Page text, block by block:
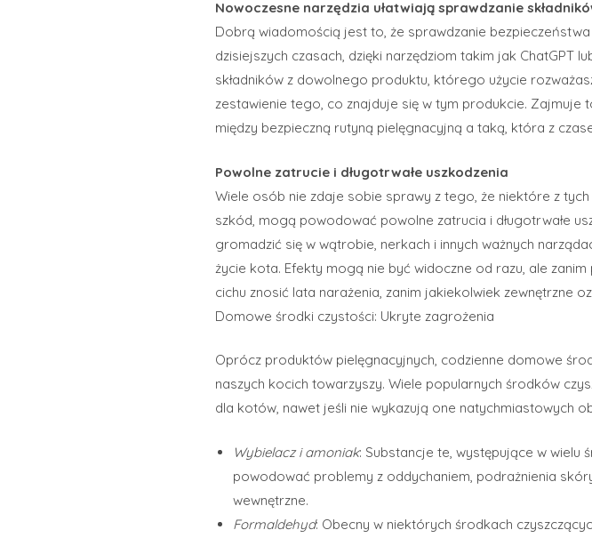
Nowoczesne narzędzia ułatwiają sprawdzanie
Dobrą wiadomością jest to, że sprawdzanie
dzisiejszych czasach, dzięki narzędziom takim jak ChatGPT
składników z dowolnego produktu, którego użycie
zestawienie tego, co znajduje się w tym produkcie. Zajmuje
między bezpieczną rutyną pielęgnacyjną a taką, która z
Powolne zatrucie i długotrwałe uszkodzenia
Wiele osób nie zdaje sobie sprawy z tego, że niektóre z
szkód, mogą powodować powolne zatrucia i długotrwałe
gromadzić się w wątrobie, nerkach i innych ważnych
życie kota. Efekty mogą nie być widoczne od razu, ale
cichu znosić lata narażenia, zanim jakiekolwiek zewnętrzne
Domowe środki czystości: Ukryte zagrożenia
Oprócz produktów pielęgnacyjnych, codzienne domowe
naszych kocich towarzyszy. Wiele popularnych środków
dla kotów, nawet jeśli nie wykazują one natychmiastowych
Wybielacz i amoniak: Substancje te, występujące w wielu
powodować problemy z oddychaniem, podrażnienia
wewnętrzne.
Formaldehyd: Obecny w niektórych środkach